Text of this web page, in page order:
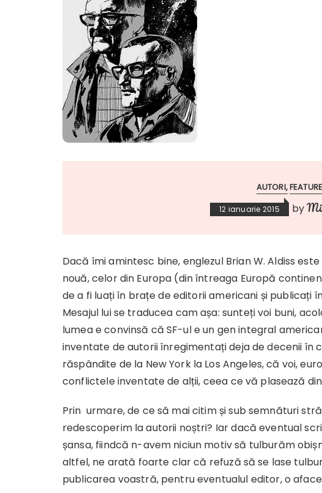
AUTORI
12 ianuarie 2015 by
Dacă îmi amintesc bine, englezul Brian W. Aldiss
nouă, celor din Europa (din întreaga Europă
de a fi luați în brațe de editorii americani și publicați
Mesajul lui se traducea cam așa: sunteți voi buni,
lumea e convinsă că SF-ul e un gen integral
inventate de autorii înregimentați deja de decenii
răspândite de la New York la Los Angeles, că voi,
conflictele inventate de alții, ceea ce vă plasează
Prin urmare, de ce să mai citim și sub semnături
redescoperim la autorii noștri? Iar dacă eventual
șansa, fiindcă n-avem niciun motiv să tulburăm
altfel, ne arată foarte clar că refuză să se lase
publicarea voastră, pentru eventualul editor, o